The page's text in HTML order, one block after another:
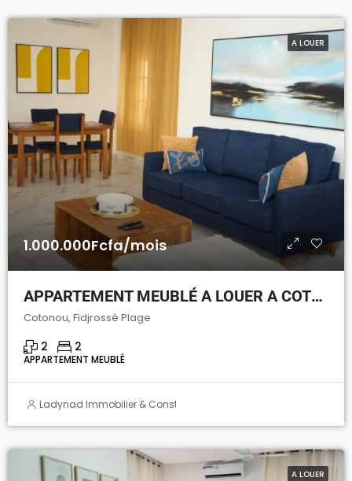
A LOUER
1.000.000Fcfa/mois
APPARTEMENT MEUBLÉ A LOUER A COTONOU FIDJROSSÈ PLAGE
Cotonou, Fidjrossè Plage
2 2
APPARTEMENT MEUBLÉ
Ladynad Immobilier & Construction
A LOUER